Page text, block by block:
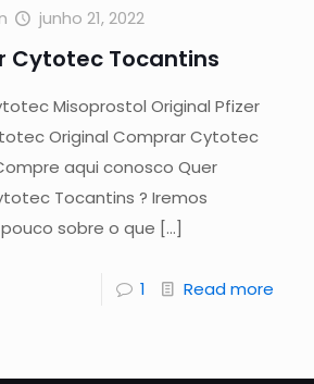
junho 21, 2022
Cytotec Tocantins
Misoprostol Original Pfizer
Original Comprar Cytotec
aqui conosco Quer
Tocantins ? Iremos
sobre o que […]
1 Read more